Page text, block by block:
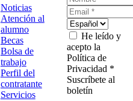
Noticias
Atención al
alumno
Becas
Bolsa de
trabajo
Perfil del
contratante
Servicios
He leído y
acepto la
Política de
Privacidad *
Suscríbete al
boletín